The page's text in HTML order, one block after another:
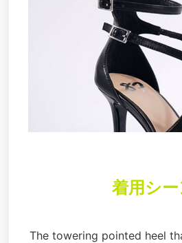
着用シー
The towering pointed heel